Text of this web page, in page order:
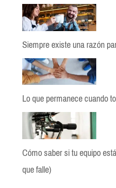
Siempre existe una razón
Lo que permanece cuando
Cómo saber si tu equipo
que falle)